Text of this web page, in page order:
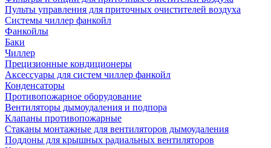
Пульты управления для приточных очистителей воздуха
Системы чиллер фанкойл
Фанкойлы
Баки
Чиллер
Прецизионные кондиционеры
Аксессуары для систем чиллер фанкойл
Конденсаторы
Противопожарное оборудование
Вентиляторы дымоудаления и подпора
Клапаны противопожарные
Стаканы монтажные для вентиляторов дымоудаления
Поддоны для крышных радиальных вентиляторов